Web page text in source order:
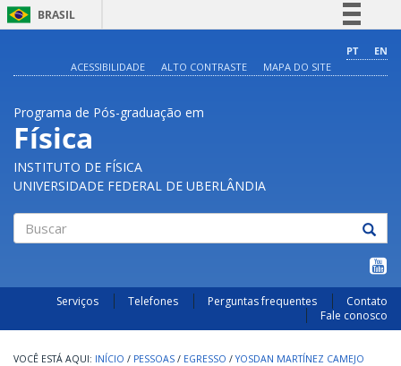
BRASIL
Comunica BR
PT
EN
ACESSIBILIDADE
ALTO CONTRASTE MAPA DO SITE
Programa de Pós-graduação em
Física
INSTITUTO DE FÍSICA
UNIVERSIDADE FEDERAL DE UBERLÂNDIA
Serviços Telefones Perguntas frequentes
Contato
Fale conosco
INÍCIO / PESSOAS / EGRESSO / YOSDAN MARTÍNEZ CAMEJO